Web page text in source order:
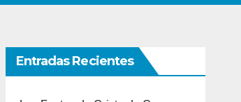
Entradas Recientes